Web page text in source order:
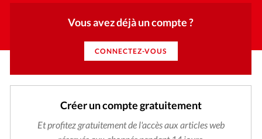
Vous avez déjà un compte ?
CONNECTEZ-VOUS
Créer un compte gratuitement
Et profitez gratuitement de l'accès aux articles web